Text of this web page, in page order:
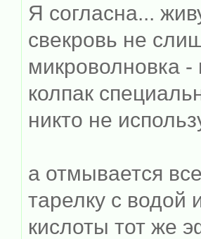
Я согласна...
свекровь не
микроволновка -
колпак
никто не
а отмывается
тарелку с водой
кислоты тот же